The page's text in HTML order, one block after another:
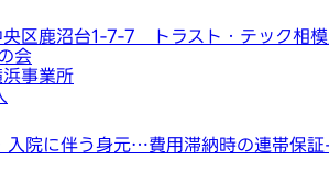
区鹿沼台1-7-7 トラスト・テック相
会
事業所
入院に伴う身元…費用滞納時の連帯保証